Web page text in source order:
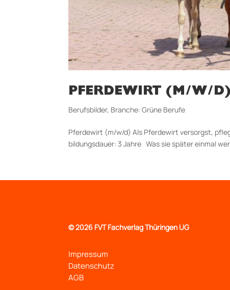
PFERDEWIRT (M/W/D)
Berufsbilder, Branche: Grüne Berufe
Pferdewirt (m/w/d) Als Pferdewirt versorgst,
bildungs­dauer: 3 Jahre Was sie später einmal
©2026 FVT Fachverlag Thüringen UG
Impressum
Datenschutz
AGB